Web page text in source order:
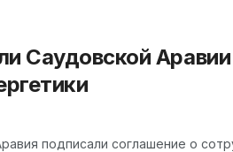
Саудовской Аравии
подписали соглашение о